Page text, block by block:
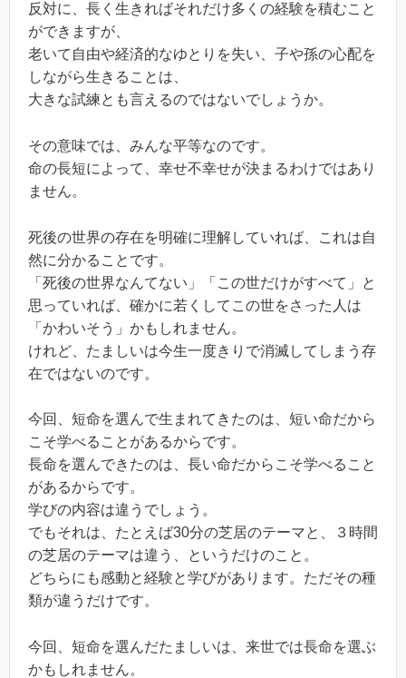
反対に、長く生きればそれだけ多くの経験を積むこと
ができますが、
老いて自由や経済的なゆとりを失い、子や孫の心配を
しながら生きることは、
大きな試練とも言えるのではないでしょうか。
その意味では、みんな平等なのです。
命の長短によって、幸せ不幸せが決まるわけではあり
ません。
死後の世界の存在を明確に理解していれば、これは自
然に分かることです。
「死後の世界なんてない」「この世だけがすべて」と
思っていれば、確かに若くしてこの世をさった人は
「かわいそう」かもしれません。
けれど、たましいは今生一度きりで消滅してしまう存
在ではないのです。
今回、短命を選んで生まれてきたのは、短い命だから
こそ学べることがあるからです。
長命を選んできたのは、長い命だからこそ学べること
があるからです。
学びの内容は違うでしょう。
でもそれは、たとえば30分の芝居のテーマと、３時間
の芝居のテーマは違う、というだけのこと。
どちらにも感動と経験と学びがあります。ただその種
類が違うだけです。
今回、短命を選んだたましいは、来世では長命を選ぶ
かもしれません。